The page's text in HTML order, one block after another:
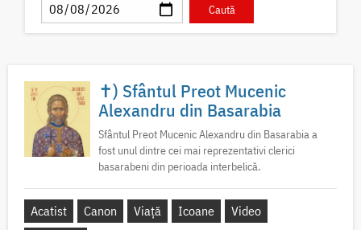
✝) Sfântul Preot Mucenic
Alexandru din Basarabia
Sfântul Preot Mucenic Alexandru din Basarabia a
fost unul dintre cei mai reprezentativi clerici
basarabeni din perioada interbelică.
Acatist Canon Viață Icoane
Video